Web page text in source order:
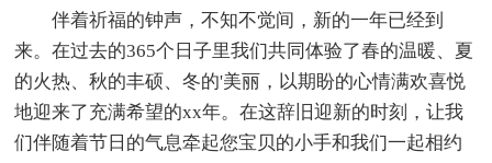
伴着祈福的钟声，不知不觉间，新的一年已经到
来。在过去的365个日子里我们共同体验了春的温暖、夏
的火热、秋的丰硕、冬的'美丽，以期盼的心情满欢喜悦
地迎来了充满希望的xx年。在这辞旧迎新的时刻，让我
们伴随着节日的气息牵起您宝贝的小手和我们一起相约